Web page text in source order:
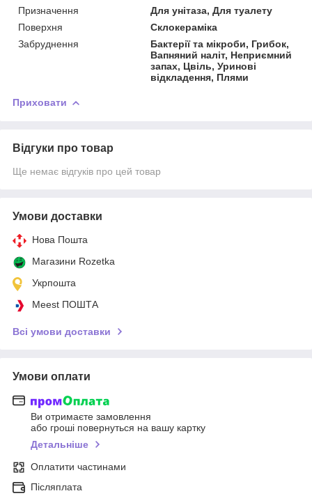
Призначення
Для унітаза, Для туалету
Поверхня
Склокераміка
Забруднення
Бактерії та мікроби, Грибок,
Вапняний наліт, Неприємний
запах, Цвіль, Уринові
відкладення, Плями
Приховати
Відгуки про товар
Ще немає відгуків про цей товар
Умови доставки
Нова Пошта
Магазини Rozetka
Укрпошта
Meest ПОШТА
Всі умови доставки
Умови оплати
Ви отримаєте замовлення
або гроші повернуться на вашу картку
Детальніше
Оплатити частинами
Післяплата